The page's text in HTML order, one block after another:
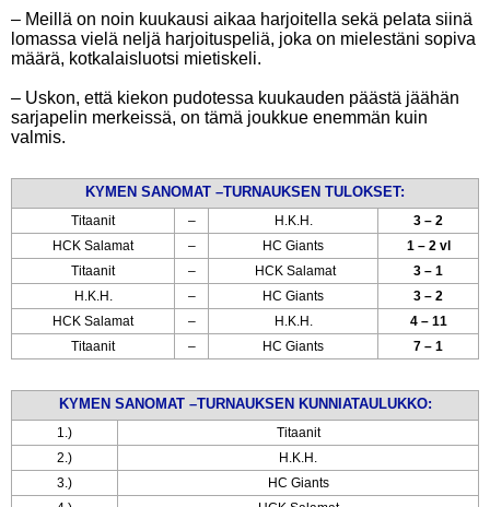
– Meillä on noin kuukausi aikaa harjoitella sekä pelata siinä
lomassa vielä neljä harjoituspeliä, joka on mielestäni sopiva
määrä, kotkalaisluotsi mietiskeli.
– Uskon, että kiekon pudotessa kuukauden päästä jäähän
sarjapelin merkeissä, on tämä joukkue enemmän kuin
valmis.
KYMEN SANOMAT –TURNAUKSEN TULOKSET:
Titaanit – H.K.H.
3 – 2
HCK Salamat
– HC Giants
1 – 2 vl
Titaanit
– HCK Salamat
3 – 1
H.K.H.
– HC Giants
3 – 2
HCK Salamat
– H.K.H.
4 – 11
Titaanit
– HC Giants 7 – 1
KYMEN SANOMAT –TURNAUKSEN KUNNIATAULUKKO:
1.)
Titaanit
2.)
H.K.H.
3.)
HC Giants